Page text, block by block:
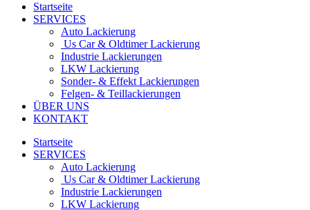
Startseite
SERVICES
Auto Lackierung
Us Car & Oldtimer Lackierung
Industrie Lackierungen
LKW Lackierung
Sonder- & Effekt Lackierungen
Felgen- & Teillackierungen
ÜBER UNS
KONTAKT
Startseite
SERVICES
Auto Lackierung
Us Car & Oldtimer Lackierung
Industrie Lackierungen
LKW Lackierung